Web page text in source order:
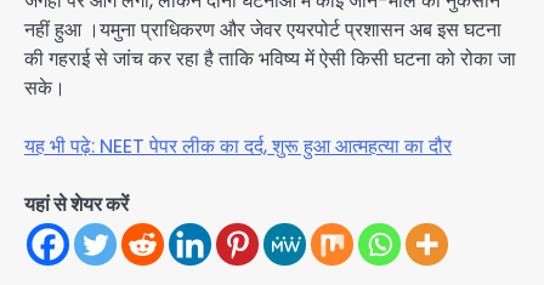
नहीं हुआ ।यमुना प्राधिकरण और जेवर एयरपोर्ट प्रशासन अब इस घटना
की गहराई से जांच कर रहा है ताकि भविष्य में ऐसी किसी घटना को रोका जा
सके।
यह भी पढ़े: NEET पेपर लीक का दर्द, शुरू हुआ आत्महत्या का दौर
यहां से शेयर करें